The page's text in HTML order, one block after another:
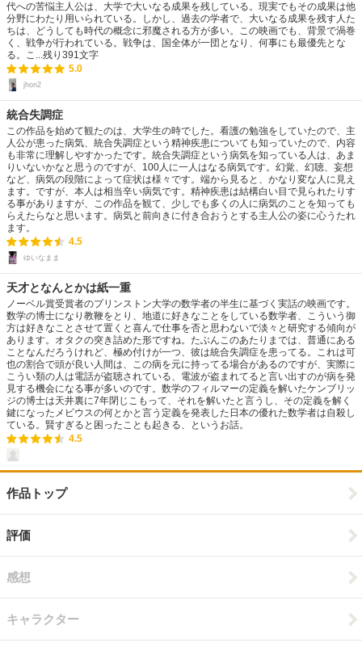
代への苦悩主人公は、大学で大いなる成果を残している。現実でもその成果は他
分野にわたり用いられている。しかし、過去の学者で、大いなる成果を残す人た
ちは、どうしても時代の概念に邪魔される方が多い。この映画でも、背景で渦巻
く、戦争が行われている。戦争は、国全体が一団となり、何事にも最優先とな
る。こ...残り 391文字
5.0
jhon2
統合失調症
この作品を始めて観たのは、大学生の時でした。看護の勉強をしていたので、主
人公が患った病気、統合失調症という精神疾患についても知っていたので、内容
も非常に理解しやすかったです。統合失調症という病気を知っている人は、あま
りいないかなと思うのですが、100人に一人はなる病気です。幻覚、幻聴、妄想
など、病気の段階によって症状は様々です。端から見ると、かなり変な人に見え
ます。ですが、本人は相当辛い病気です。精神疾患は結構白い目で見られたりす
る事がありますが、この作品を観て、少しでも多くの人に病気のことを知っても
らえたらなと思います。病気と前向きに付き合おうとする主人公の姿に心うたれ
ます。
4.5
ゆいなまま
天才となんとかは紙一重
ノーベル賞受賞者のプリンストン大学の数学者の半生に基づく実話の映画です。
数学の博士になり教鞭をとり、地道に好きなことをしている数学者、こういう御
方は好きなことさせて置くと喜んで仕事を否と思わないで淡々と研究する傾向が
あります。オタクの突き詰めた形ですね。たぶんこのあたりまでは、普通にある
ことなんだろうけれど、極め付けが一つ、彼は統合失調症を患ってる。これは可
也の割合で頭が良い人間は、この病を元に持ってる場合があるのですが、実際に
こうい類の人は電話が盗聴されている、電波が盗まれてると言い出すのが病を発
見する機会になる事が多いのです。数学のフィルマーの定義を解いたケンブリッ
ジの博士は天井裏に7年閉じこもって、それを解いたと言うし、その定義を解く
鍵になったメビウスの何とかと言う定義を発表した日本の優れた数学者は自殺し
ている。賢すぎると困ったことも起きる、というお話。
4.5
作品トップ
評価
感想
キャラクター